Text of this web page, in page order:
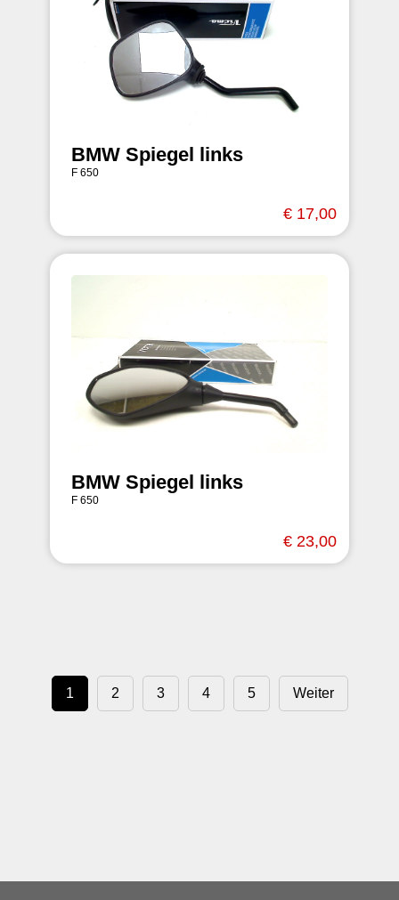
BMW Spiegel links
F 650
€ 17,00
BMW Spiegel links
F 650
€ 23,00
1 2 3 4 5 Weiter